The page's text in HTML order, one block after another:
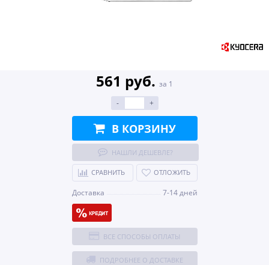
561 руб. за 1
-
+
В КОРЗИНУ
НАШЛИ ДЕШЕВЛЕ?
СРАВНИТЬ ОТЛОЖИТЬ
Доставка 7-14 дней
ВСЕ СПОСОБЫ ОПЛАТЫ
ПОДРОБНЕЕ О ДОСТАВКЕ